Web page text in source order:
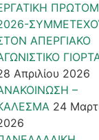
ΑΠΕΡΓΙΑΚΟ
Απριλίου 2026
–
24